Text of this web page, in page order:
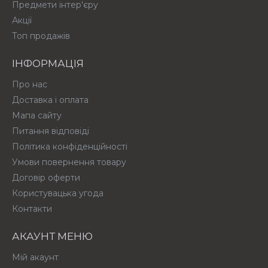
Предмети інтер'єру
Акції
Топ продажів
ІНФОРМАЦІЯ
Про нас
Доставка і оплата
Мапа сайту
Питання відповіді
Політика конфіденційності
Умови повернення товару
Договір оферти
Користувацька угода
Контакти
АКАУНТ МЕНЮ
Мій акаунт